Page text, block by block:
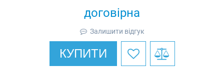
договірна
Залишити відгук
КУПИТИ